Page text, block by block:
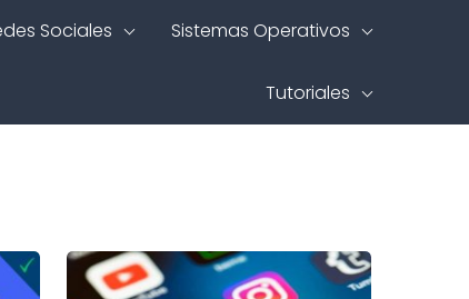
Sociales Sistemas Operativos
Tutoriales